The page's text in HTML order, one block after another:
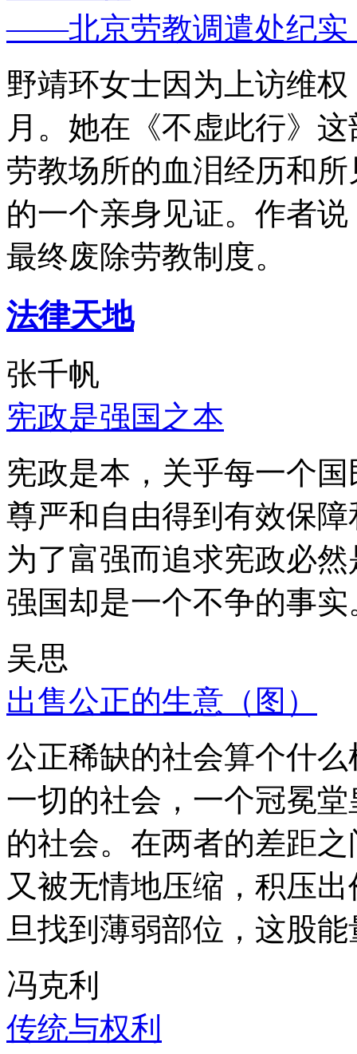
——北京劳教调遣处纪实
野靖环女士因为上访维
月。她在《不虚此行》
劳教场所的血泪经历和
的一个亲身见证。作者
最终废除劳教制度。
法律天地
张千帆
宪政是强国之本
宪政是本，关乎每一个
尊严和自由得到有效保
为了富强而追求宪政必
强国却是一个不争的事实
吴思
出售公正的生意（图）
公正稀缺的社会算个什
一切的社会，一个冠冕
的社会。在两者的差距
又被无情地压缩，积压
旦找到薄弱部位，这股
冯克利
传统与权利